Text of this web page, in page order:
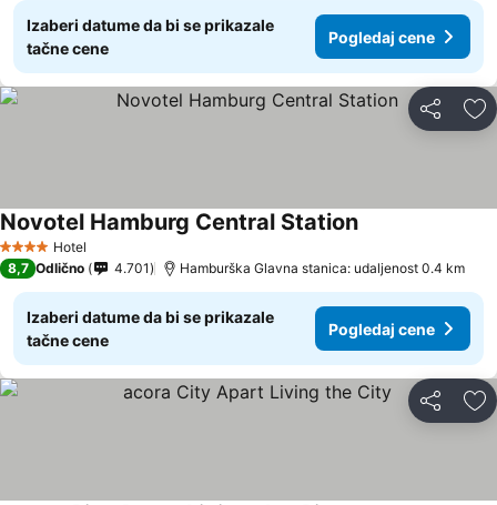
Izaberi datume da bi se prikazale
tačne cene
Pogledaj cene
Deli
4 ZvezdiceHotel
Novotel Hamburg Central Station
8,7 Odlično 4.701 Hamburška Glavna stanica: udaljenost 0.4 km
Izaberi datume da bi se prikazale
tačne cene
Pogledaj cene
Deli